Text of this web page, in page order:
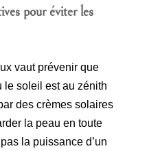
pour éviter les
vaut prévenir que
le soleil est au zénith
des crèmes solaires
la peau en toute
la puissance d’un